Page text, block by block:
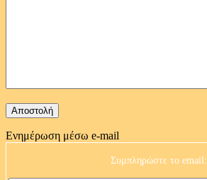
Ενημέρωση μέσω e-mail
Συμπληρώστε το email: